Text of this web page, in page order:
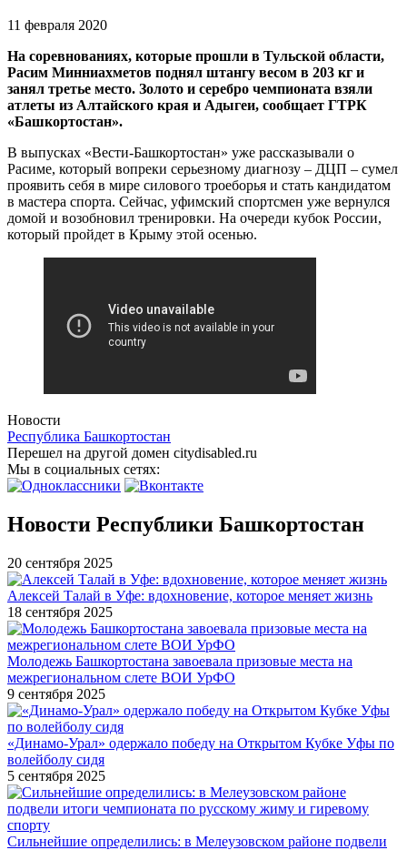
11 февраля 2020
На соревнованиях, которые прошли в Тульской области,
Расим Минниахметов поднял штангу весом в 203 кг и
занял третье место. Золото и серебро чемпионата взяли
атлеты из Алтайского края и Адыгеи, сообщает ГТРК
«Башкортостан».
В выпусках «Вести-Башкортостан» уже рассказывали о
Расиме, который вопреки серьезному диагнозу – ДЦП – сумел
проявить себя в мире силового троеборья и стать кандидатом
в мастера спорта. Сейчас, уфимский спортсмен уже вернулся
домой и возобновил тренировки. На очереди кубок России,
который пройдет в Крыму этой осенью.
Новости
Республика Башкортостан
Перешел на другой домен citydisabled.ru
Мы в социальных сетях:
Новости Республики Башкортостан
20 сентября 2025
Алексей Талай в Уфе: вдохновение, которое меняет жизнь
18 сентября 2025
Молодежь Башкортостана завоевала призовые места на
межрегиональном слете ВОИ УрФО
9 сентября 2025
«Динамо-Урал» одержало победу на Открытом Кубке Уфы по
волейболу сидя
5 сентября 2025
Сильнейшие определились: в Мелеузовском районе подвели